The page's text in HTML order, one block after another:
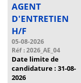
AGENT
D'ENTRETIEN
H/F
05-08-2026
Réf : 2026_AE_04
Date limite de
candidature : 31-08-
2026